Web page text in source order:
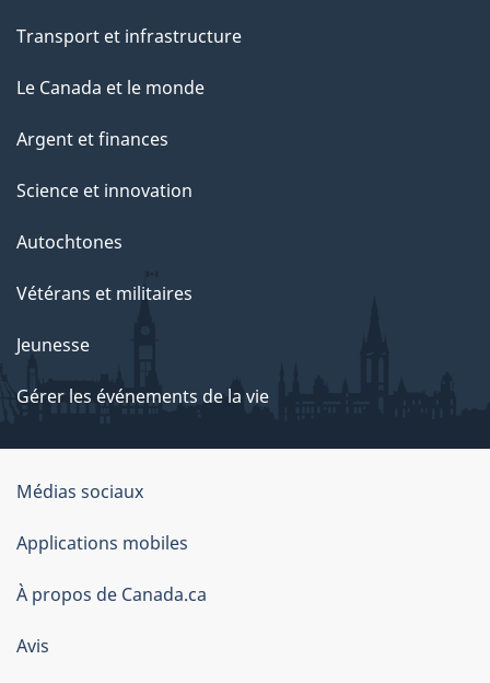
Transport et infrastructure
Le Canada et le monde
Argent et finances
Science et innovation
Autochtones
Vétérans et militaires
Jeunesse
Gérer les événements de la vie
Organisation
du
gouvernement
du
Canada
Médias sociaux
Applications mobiles
À propos de Canada.ca
Avis